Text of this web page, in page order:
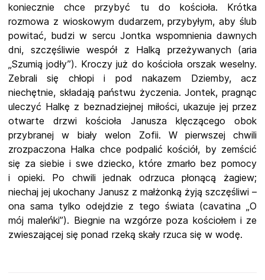
koniecznie chce przybyć tu do kościoła. Krótka
rozmowa z wioskowym dudarzem, przybyłym, aby ślub
powitać, budzi w sercu Jontka wspomnienia dawnych
dni, szczęśliwie wespół z Halką przeżywanych (aria
„Szumią jodły”). Kroczy już do kościoła orszak weselny.
Zebrali się chłopi i pod nakazem Dziemby, acz
niechętnie, składają państwu życzenia. Jontek, pragnąc
uleczyć Halkę z beznadziejnej miłości, ukazuje jej przez
otwarte drzwi kościoła Janusza klęczącego obok
przybranej w biały welon Zofii. W pierwszej chwili
zrozpaczona Halka chce podpalić kościół, by zemścić
się za siebie i swe dziecko, które zmarło bez pomocy
i opieki. Po chwili jednak odrzuca płonącą żagiew;
niechaj jej ukochany Janusz z małżonką żyją szczęśliwi –
ona sama tylko odejdzie z tego świata (cavatina „O
mój maleńki”). Biegnie na wzgórze poza kościołem i ze
zwieszającej się ponad rzeką skały rzuca się w wodę.